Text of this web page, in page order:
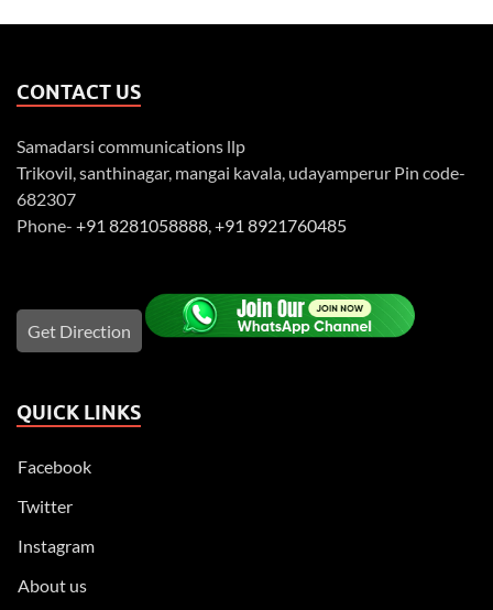
CONTACT US
Samadarsi communications llp
Trikovil, santhinagar, mangai kavala, udayamperur Pin code-
682307
Phone- +91 8281058888 +91 8921760485
Get Direction
QUICK LINKS
Facebook
Twitter
Instagram
About us